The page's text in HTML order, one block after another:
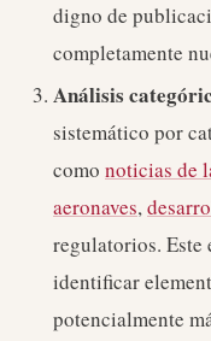
digno de
completamente
Análisis
sistemático por
como noticias de
aeronaves,
regulatorios.
identificar
potencialmente